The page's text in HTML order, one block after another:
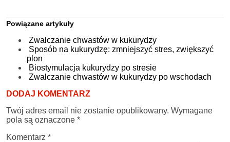
Powiązane artykuły
Zwalczanie chwastów w kukurydzy
Sposób na kukurydzę: zmniejszyć stres, zwiększyć
plon
Biostymulacja kukurydzy po stresie
Zwalczanie chwastów w kukurydzy po wschodach
DODAJ KOMENTARZ
Twój adres email nie zostanie opublikowany. Wymagane
pola są oznaczone *
Komentarz *